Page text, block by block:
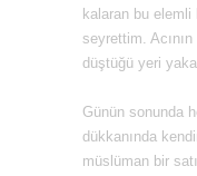
kalaran bu elemli
seyrettim.
düştüğü yeri
Günün sonunda
dükkanında
müslüman bir